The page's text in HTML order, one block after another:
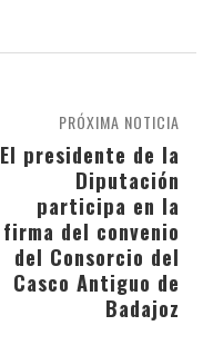
PRÓXIMA NOTICIA
El presidente de la
Diputación
participa en la
firma del convenio
del Consorcio del
Casco Antiguo de
Badajoz